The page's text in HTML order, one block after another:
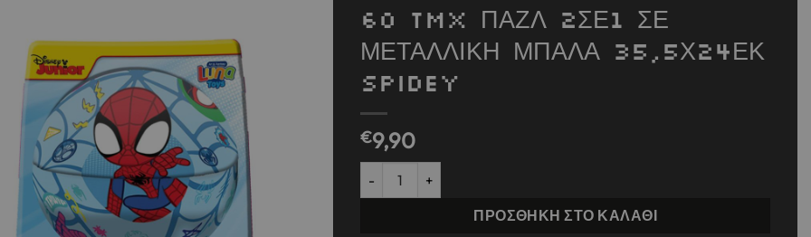
60 TMX ΠΑΖΛ 2ΣΕ1 ΣΕ
ΜΕΤΑΛΛΙΚΗ ΜΠΑΛΑ 35,5Χ24ΕΚ
SPIDEY
€9,90
60 TMX ΠΑΖΛ 2ΣΕ1 ΣΕ ΜΕΤΑΛΛΙΚΗ ΜΠΑΛΑ 35,5Χ24ΕΚ SPIDEY ποσότητα
ΠΡΟΣΘΉΚΗ ΣΤΟ ΚΑΛΆΘΙ